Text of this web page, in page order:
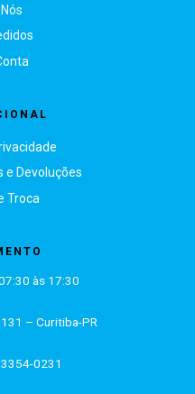
e Devoluções
Troca
às 17:30
– Curitiba-PR
0231